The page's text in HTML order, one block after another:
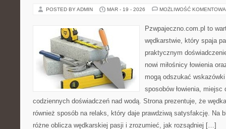
POSTED BY ADMIN MAR - 19 - 2026 MOŻLIWOŚĆ
Pzwpajeczno.com.pl to
wędkarstwie, który spaja
praktycznym
nowi miłośnicy łowienia
mogą odszukać
sposobów łowienia, miejsc
codziennych doświadczeń nad wodą. Strona prezentuje, że
również sposób na relaks, który daje prawdziwą satysfakcję. Na
różne oblicza wędkarskiej pasji i zrozumieć, jak rozsądniej […]